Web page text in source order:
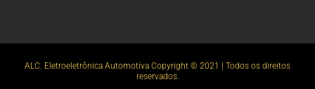
ALC. Eletroeletrônica Automotiva Copyright © 2021 | Todos os direitos
reservados.